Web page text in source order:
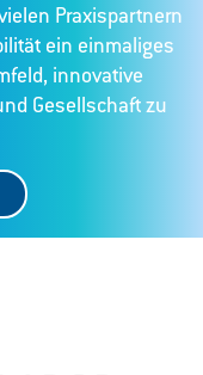
Praxispartnern
ein einmaliges
innovative
Gesellschaft zu